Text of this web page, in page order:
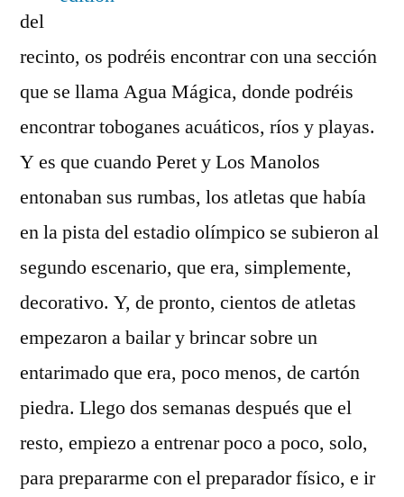
del
recinto, os podréis encontrar con una sección
que se llama Agua Mágica, donde podréis
encontrar toboganes acuáticos, ríos y playas.
Y es que cuando Peret y Los Manolos
entonaban sus rumbas, los atletas que había
en la pista del estadio olímpico se subieron al
segundo escenario, que era, simplemente,
decorativo. Y, de pronto, cientos de atletas
empezaron a bailar y brincar sobre un
entarimado que era, poco menos, de cartón
piedra. Llego dos semanas después que el
resto, empiezo a entrenar poco a poco, solo,
para prepararme con el preparador físico, e ir